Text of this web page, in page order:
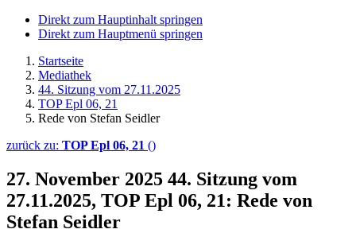
Direkt zum Hauptinhalt springen
Direkt zum Hauptmenü springen
Startseite
Mediathek
44. Sitzung vom 27.11.2025
TOP Epl 06, 21
Rede von Stefan Seidler
zurück zu: TOP Epl 06, 21 ()
27. November 2025 44. Sitzung vom
27.11.2025, TOP Epl 06, 21: Rede von
Stefan Seidler